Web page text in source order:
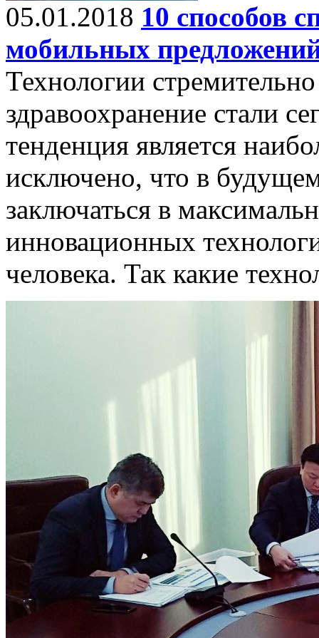
05.01.2018 10 способов
мобильных
Технологии
здравоохранение стали
тенденция является
исключено, что в
заключаться в
инновационных
человека. Так какие